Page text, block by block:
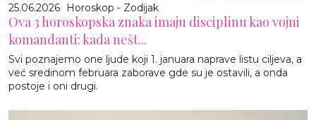
25.06.2026 Horoskop - Zodijak
Ova 3 horoskopska znaka imaju disciplinu kao vojni
komandanti: kada nešt...
Svi poznajemo one ljude koji 1. januara naprave listu ciljeva, a
već sredinom februara zaborave gde su je ostavili, a onda
postoje i oni drugi.